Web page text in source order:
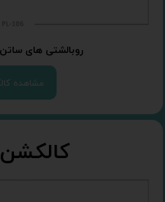
روبالشتی های
مشاهده